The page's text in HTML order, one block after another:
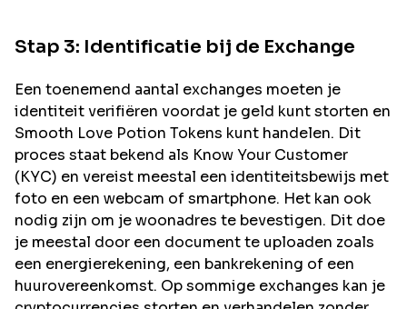
Stap 3: Identificatie bij de Exchange
Een toenemend aantal exchanges moeten je
identiteit verifiëren voordat je geld kunt storten en
Smooth Love Potion Tokens kunt handelen. Dit
proces staat bekend als Know Your Customer
(KYC) en vereist meestal een identiteitsbewijs met
foto en een webcam of smartphone. Het kan ook
nodig zijn om je woonadres te bevestigen. Dit doe
je meestal door een document te uploaden zoals
een energierekening, een bankrekening of een
huurovereenkomst. Op sommige exchanges kan je